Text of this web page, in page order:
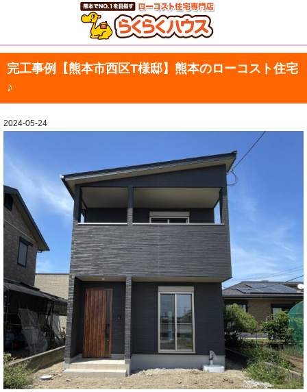
完工事例【熊本市西区T様邸】熊本のローコスト住宅
♪
2024-05-24